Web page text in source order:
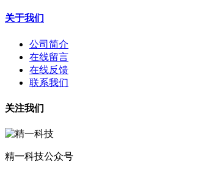
关于我们
公司简介
在线留言
在线反馈
联系我们
关注我们
精一科技公众号